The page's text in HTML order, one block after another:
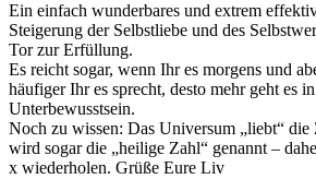
Ein einfach wunderbares und extrem
Steigerung der Selbstliebe und des
Tor zur Erfüllung.
Es reicht sogar, wenn Ihr es morgens und
häufiger Ihr es sprecht, desto mehr geht es
Unterbewusstsein.
Noch zu wissen: Das Universum „liebt“
wird sogar die „heilige Zahl“ genannt –
x wiederholen. Grüße Eure Liv